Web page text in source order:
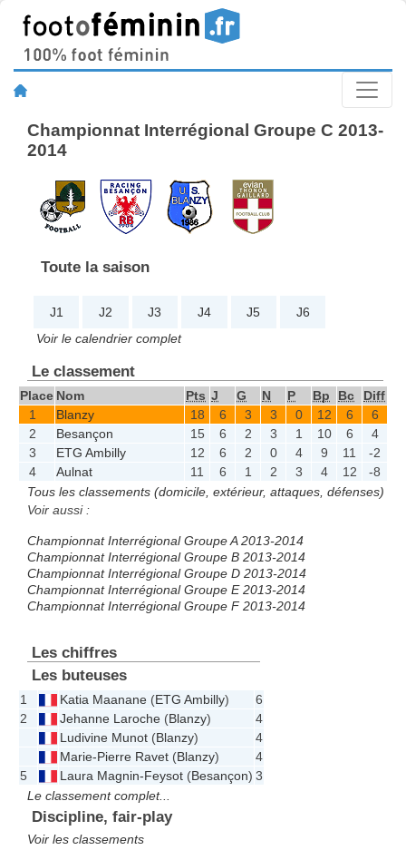
Championnat Interrégional Groupe C 2013-
2014
Toute la saison
J1 J2 J3 J4 J5
J6
Voir le calendrier complet
Le classement
Place Nom Pts J G N P Bp Bc
Diff
1
Blanzy 18 6 3 3 0 12 6
6
2
Besançon 15 6 2 3 1 10 6
4
3
ETG Ambilly 12 6 2 0 4 9 11
-2
4
Aulnat 11 6 1 2 3 4 12
-8
Tous les classements (domicile, extérieur, attaques, défenses)
Voir aussi :
Championnat Interrégional Groupe A 2013-2014
Championnat Interrégional Groupe B 2013-2014
Championnat Interrégional Groupe D 2013-2014
Championnat Interrégional Groupe E 2013-2014
Championnat Interrégional Groupe F 2013-2014
Les chiffres
Les buteuses
1 Katia Maanane (ETG Ambilly)
6
2
Jehanne Laroche (Blanzy)
4
Ludivine Munot (Blanzy)
4
Marie-Pierre Ravet (Blanzy)
4
5
Laura Magnin-Feysot (Besançon) 3
Le classement complet...
Discipline, fair-play
Voir les classements